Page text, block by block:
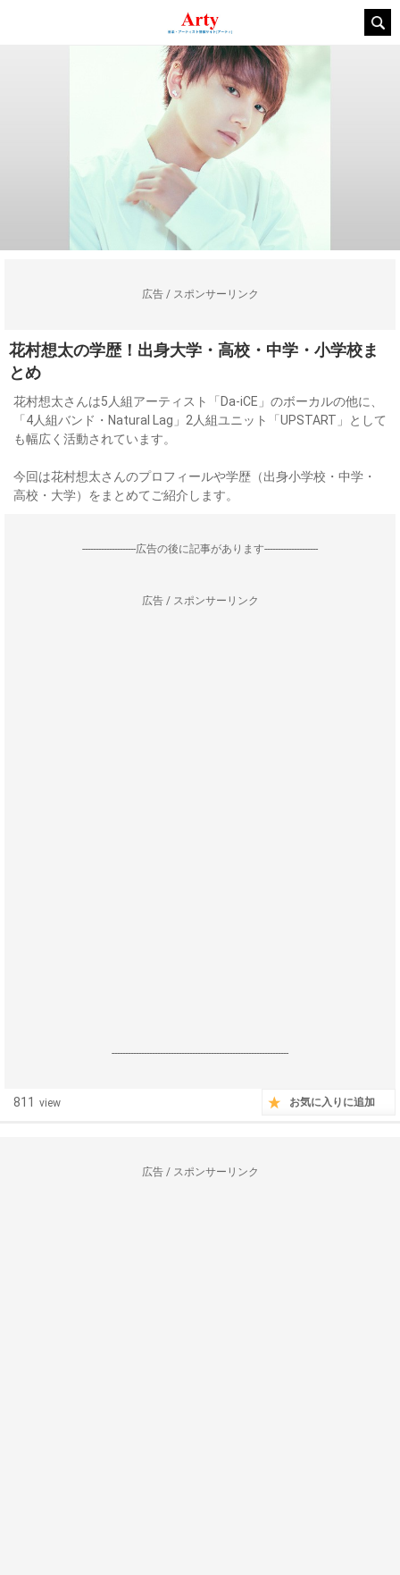
広告 / スポンサーリンク
花村想太の学歴！出身大学・高校・中学・小学校ま
とめ
花村想太さんは5人組アーティスト「Da-iCE」のボーカルの他に、
「4人組バンド・Natural Lag」2人組ユニット「UPSTART」として
も幅広く活動されています。
今回は花村想太さんのプロフィールや学歴（出身小学校・中学・
高校・大学）をまとめてご紹介します。
--------------------広告の後に記事があります--------------------
広告 / スポンサーリンク
------------------------------------------------------------------
811 view お気に入りに追加
広告 / スポンサーリンク